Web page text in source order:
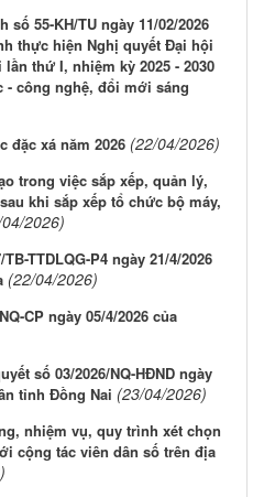
số 55-KH/TU ngày 11/02/2026
thực hiện Nghị quyết Đại hội
thứ I, nhiệm kỳ 2025 - 2030
- công nghệ, đổi mới sáng
đặc xá năm 2026 (22/04/2026)
trong việc sắp xếp, quản lý,
khi sắp xếp tổ chức bộ máy,
2026)
TTDLQG-P4 ngày 21/4/2026
(22/04/2026)
CP ngày 05/4/2026 của
số 03/2026/NQ-HĐND ngày
tỉnh Đồng Nai (23/04/2026)
nhiệm vụ, quy trình xét chọn
cộng tác viên dân số trên địa